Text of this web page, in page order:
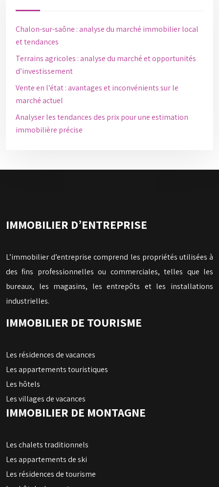
Chalon-sur-saône : analyse du marché immobilier local
et tendances
Terrains agricoles : analyse du marché et opportunités
d’investissement
Vente en l’état : avantages et inconvénients sur le
marché actuel
Analyser les tendances des prix pour une estimation
immobilière précise
IMMOBILIER D’ENTREPRISE
L’immobilier d’entreprise comprend les propriétés utilisées à
des fins professionnelles ou commerciales, telles que les
bureaux, les magasins, les entrepôts et les installations
industrielles.
IMMOBILIER DE TOURISME
Les résidences de vacances
Les appartements touristiques
Les hôtels
Les villages de vacances
IMMOBILIER DE MONTAGNE
Les chalets traditionnels
Les appartements de ski
Les résidences de tourisme